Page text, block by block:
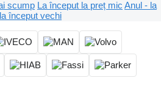
scump La început la preț mic Anul - la
început vechi